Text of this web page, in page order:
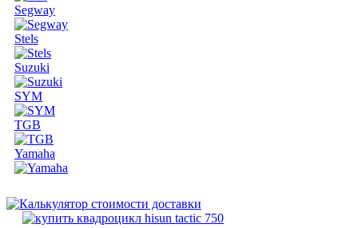
Segway
Stels
Suzuki
SYM
TGB
Yamaha